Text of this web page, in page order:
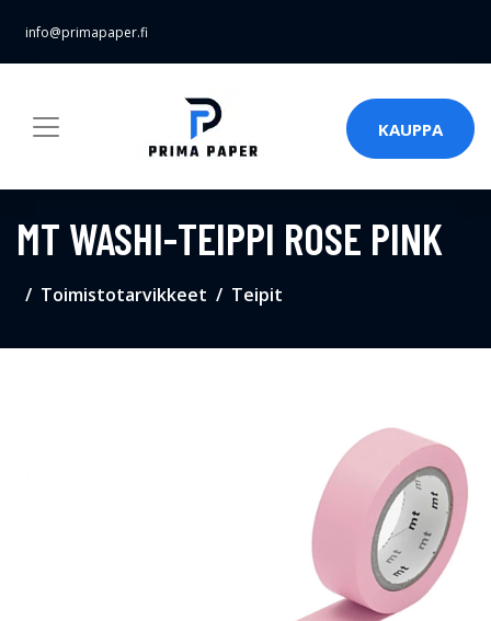
info@primapaper.fi
KAUPPA
MT WASHI-TEIPPI ROSE PINK
Toimistotarvikkeet Teipit